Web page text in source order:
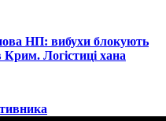
НП: вибухи блокують
Логістиці хана